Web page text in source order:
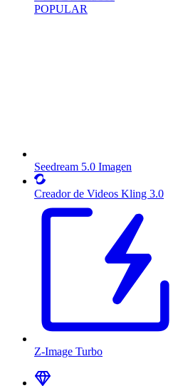
POPULAR
Seedream 5.0 Imagen
Creador de Videos Kling 3.0
Z-Image Turbo